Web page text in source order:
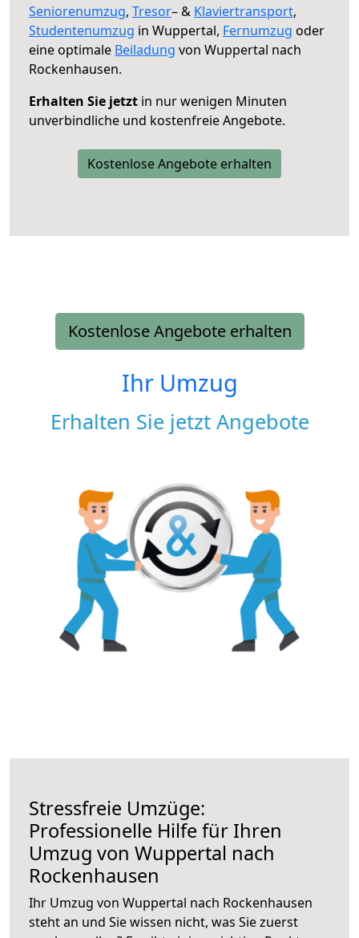
Seniorenumzug, Tresor– & Klaviertransport,
Studentenumzug in Wuppertal, Fernumzug oder
eine optimale Beiladung von Wuppertal nach
Rockenhausen.
Erhalten Sie jetzt in nur wenigen Minuten
unverbindliche und kostenfreie Angebote.
Kostenlose Angebote erhalten
Kostenlose Angebote erhalten
Ihr Umzug
Erhalten Sie jetzt Angebote
Stressfreie Umzüge:
Professionelle Hilfe für Ihren
Umzug von Wuppertal nach
Rockenhausen
Ihr Umzug von Wuppertal nach Rockenhausen
steht an und Sie wissen nicht, was Sie zuerst